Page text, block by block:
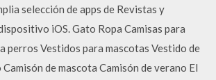
selección de apps de Revistas y
iOS. Gato Ropa Camisas para
perros Vestidos para mascotas Vestido de
de mascota Camisón de verano El